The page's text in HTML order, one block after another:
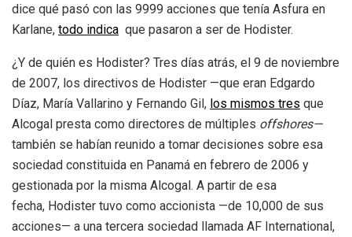
dice qué pasó con las 9999 acciones que tenía Asfura en
Karlane, todo indica que pasaron a ser de Hodister.
¿Y de quién es Hodister? Tres días atrás, el 9 de noviembre
de 2007, los directivos de Hodister —que eran Edgardo
Díaz, María Vallarino y Fernando Gil, los mismos tres que
Alcogal presta como directores de múltiples offshores—
también se habían reunido a tomar decisiones sobre esa
sociedad constituida en Panamá en febrero de 2006 y
gestionada por la misma Alcogal. A partir de esa
fecha, Hodister tuvo como accionista —de 10,000 de sus
acciones— a una tercera sociedad llamada AF International,